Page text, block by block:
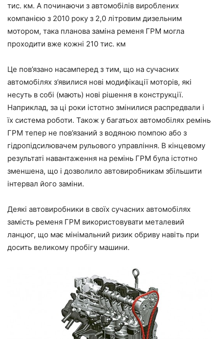
тис. км. А починаючи з автомобілів вироблених
компанією з 2010 року з 2,0 літровим дизельним
мотором, така планова заміна ременя ГРМ могла
проходити вже кожні 210 тис. км
Це пов’язано насамперед з тим, що на сучасних
автомобілях з’явилися нові модифікації моторів, які
несуть в собі (мають) нові рішення в конструкції.
Наприклад, за ці роки істотно змінилися распредвали і
їх система роботи. Також у багатьох автомобілях ремінь
ГРМ тепер не пов’язаний з водяною помпою або з
гідропідсилювачем рульового управління. В кінцевому
результаті навантаження на ремінь ГРМ була істотно
зменшена, що і дозволило автовиробникам збільшити
інтервал його заміни.
Деякі автовиробники в своїх сучасних автомобілях
замість ременя ГРМ використовувати металевий
ланцюг, що має мінімальний ризик обриву навіть при
досить великому пробігу машини.